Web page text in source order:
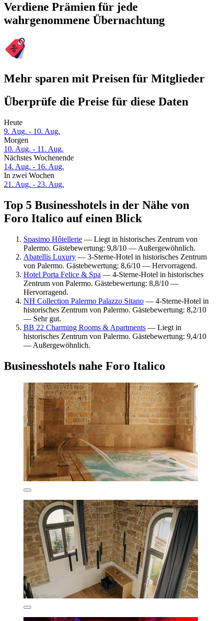
Verdiene Prämien für jede
wahrgenommene Übernachtung
Mehr sparen mit Preisen für Mitglieder
Überprüfe die Preise für diese Daten
Heute
9. Aug. - 10. Aug.
Morgen
10. Aug. - 11. Aug.
Nächstes Wochenende
14. Aug. - 16. Aug.
In zwei Wochen
21. Aug. - 23. Aug.
Top 5 Businesshotels in der Nähe von
Foro Italico auf einen Blick
Spasimo Hôtellerie — Liegt in historisches Zentrum von
Palermo. Gästebewertung: 9,8/10 — Außergewöhnlich.
Abatellis Luxury — 3-Sterne-Hotel in historisches Zentrum
von Palermo. Gästebewertung: 8,6/10 — Hervorragend.
Hotel Porta Felice & Spa — 4-Sterne-Hotel in historisches
Zentrum von Palermo. Gästebewertung: 8,8/10 —
Hervorragend.
NH Collection Palermo Palazzo Sitano — 4-Sterne-Hotel in
historisches Zentrum von Palermo. Gästebewertung: 8,2/10
— Sehr gut.
BB 22 Charming Rooms & Apartments — Liegt in
historisches Zentrum von Palermo. Gästebewertung: 9,4/10
— Außergewöhnlich.
Businesshotels nahe Foro Italico